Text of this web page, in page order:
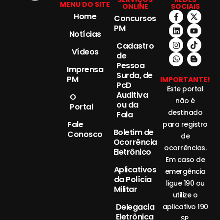
MENU DO SITE
Home
Notícias
Vídeos
Imprensa
PM
O
Portal
Fale
Conosco
ONLINE
Concursos
PM
Cadastro
de
Pessoa
Surda, de
PcD
Auditiva
ou da
Fala
Boletim de
Ocorrência
Eletrônico
Aplicativos
da Polícia
Militar
Delegacia
Eletrônica
SOCIAIS
IMPORTANTE!
Este portal
não é
destinado
para registro
de
ocorrências.
Em caso de
emergência
ligue 190 ou
utilize o
aplicativo 190